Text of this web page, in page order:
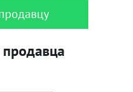
продавца